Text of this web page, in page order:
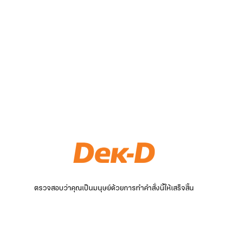
ตรวจสอบว่าคุณเป็นมนุษย์ด้วยการทำคำสั่งนี้ให้เสร็จสิ้น